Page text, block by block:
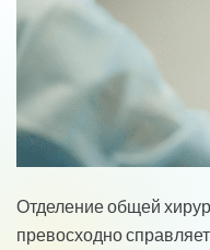
Отделение общей
превосходно